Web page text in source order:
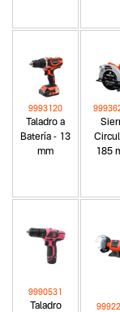
Taladro a
Batería - 13
mm
9993120
185
Taladro
9990531